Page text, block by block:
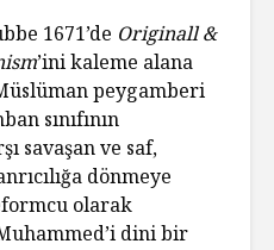
1671’de Originall &
’ini kaleme alana
peygamberi
sınıfının
savaşan ve saf,
dönmeye
olarak
dini bir